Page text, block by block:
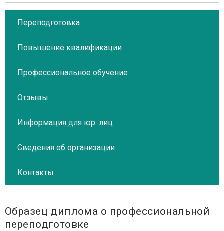
Переподготовка
Повышение квалификации
Профессиональное обучение
Отзывы
Информация для юр. лиц
Сведения об организации
Контакты
Образец диплома о профессиональной
переподготовке